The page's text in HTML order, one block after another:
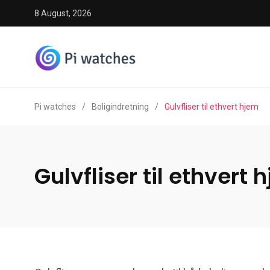
8 August, 2026
Pi watches / Boligindretning / Gulvfliser til ethvert hjem
Gulvfliser til ethvert